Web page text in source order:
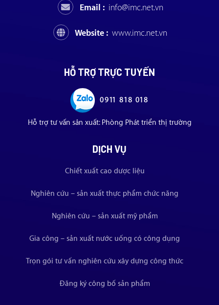
Email : info@imc.net.vn
Website : www.imc.net.vn
HỖ TRỢ TRỰC TUYẾN
0911 818 018
Hỗ trợ tư vấn sản xuất: Phòng Phát triển thị trường
DỊCH VỤ
Chiết xuất cao dược liệu
Nghiên cứu – sản xuất thực phẩm chức năng
Nghiên cứu – sản xuất mỹ phẩm
Gia công – sản xuất nước uống có công dụng
Trọn gói tư vấn nghiên cứu xây dựng công thức
Đăng ký công bố sản phẩm